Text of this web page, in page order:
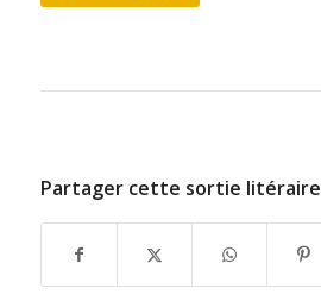
Partager cette sortie litéraire